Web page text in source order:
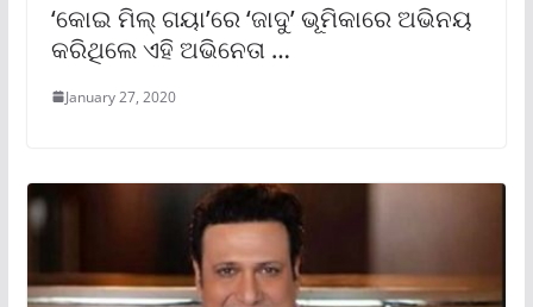
‘କୋଇ ମିଲ୍ ଗୟା’ରେ ‘ଜାଦୁ’ ଭୂମିକାରେ ଅଭିନୟ
କରିଥିଲେ ଏହି ଅଭିନେତା …
January 27, 2020